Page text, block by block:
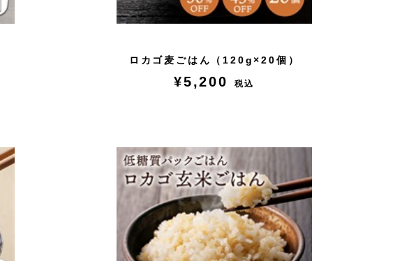
ロカゴ麦ごはん（120g×20個）
¥5,200 税込